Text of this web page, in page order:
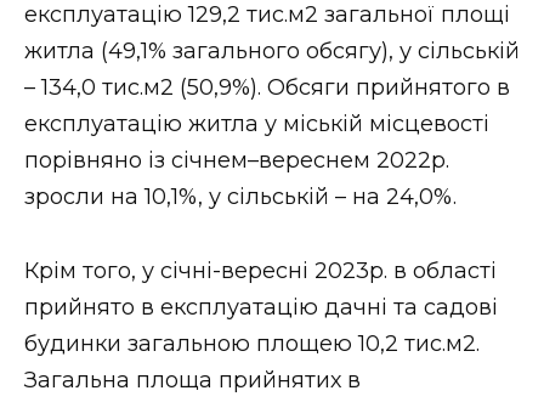
експлуатацію 129,2 тис.м2 загальної площі
житла (49,1% загального обсягу), у сільській
– 134,0 тис.м2 (50,9%). Обсяги прийнятого в
експлуатацію житла у міській місцевості
порівняно із січнем–вереснем 2022р.
зросли на 10,1%, у сільській – на 24,0%.
Крім того, у січні-вересні 2023р. в області
прийнято в експлуатацію дачні та садові
будинки загальною площею 10,2 тис.м2.
Загальна площа прийнятих в